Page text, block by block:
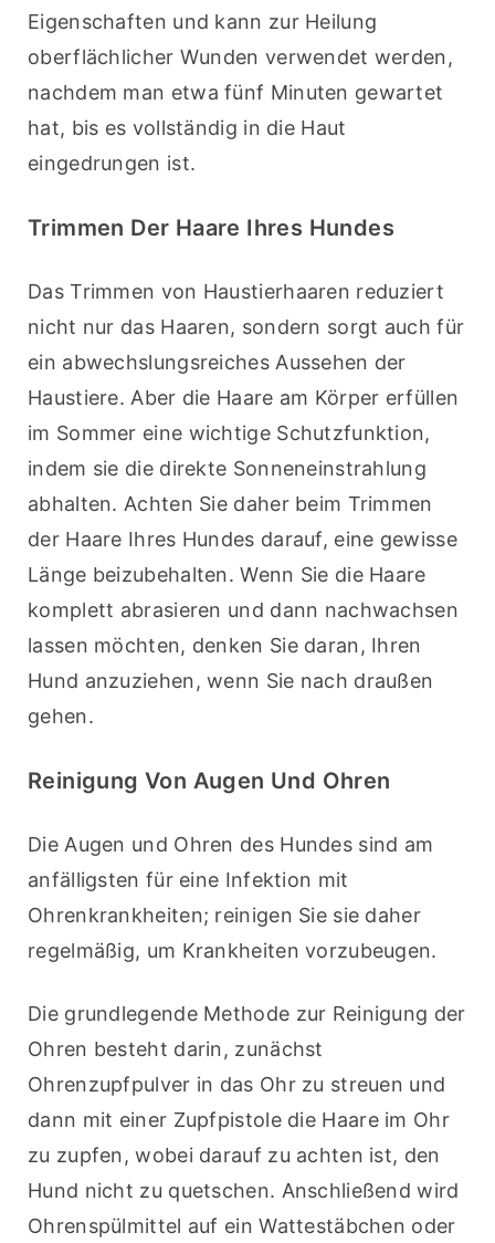
Eigenschaften und kann zur Heilung
oberflächlicher Wunden verwendet werden,
nachdem man etwa fünf Minuten gewartet
hat, bis es vollständig in die Haut
eingedrungen ist.
Trimmen Der Haare Ihres Hundes
Das Trimmen von Haustierhaaren reduziert
nicht nur das Haaren, sondern sorgt auch für
ein abwechslungsreiches Aussehen der
Haustiere. Aber die Haare am Körper erfüllen
im Sommer eine wichtige Schutzfunktion,
indem sie die direkte Sonneneinstrahlung
abhalten. Achten Sie daher beim Trimmen
der Haare Ihres Hundes darauf, eine gewisse
Länge beizubehalten. Wenn Sie die Haare
komplett abrasieren und dann nachwachsen
lassen möchten, denken Sie daran, Ihren
Hund anzuziehen, wenn Sie nach draußen
gehen.
Reinigung Von Augen Und Ohren
Die Augen und Ohren des Hundes sind am
anfälligsten für eine Infektion mit
Ohrenkrankheiten; reinigen Sie sie daher
regelmäßig, um Krankheiten vorzubeugen.
Die grundlegende Methode zur Reinigung der
Ohren besteht darin, zunächst
Ohrenzupfpulver in das Ohr zu streuen und
dann mit einer Zupfpistole die Haare im Ohr
zu zupfen, wobei darauf zu achten ist, den
Hund nicht zu quetschen. Anschließend wird
Ohrenspülmittel auf ein Wattestäbchen oder